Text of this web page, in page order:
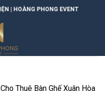
Cho Thuê Bàn Ghế Xuân Hòa